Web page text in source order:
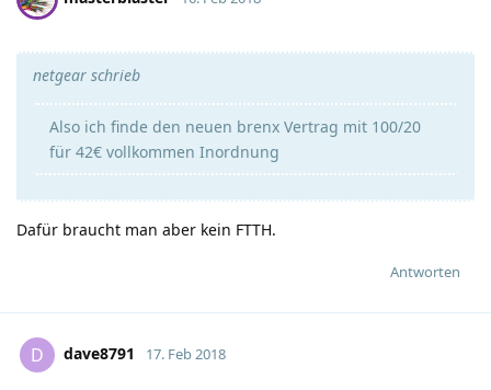
netgear schrieb
Also ich finde den neuen brenx Vertrag mit 100/20
für 42€ vollkommen Inordnung
Dafür braucht man aber kein FTTH.
Antworten
D dave8791 17. Feb 2018